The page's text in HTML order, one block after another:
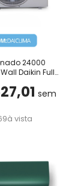
24000
Daikin Full
sem
à vista